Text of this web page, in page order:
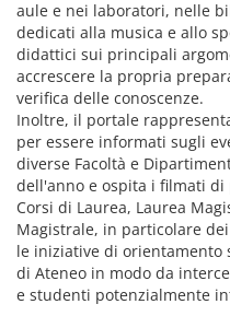
aule e nei laboratori, nelle
dedicati alla musica e allo
didattici sui principali
accrescere la propria
verifica delle conoscenze.
Inoltre, il portale
per essere informati sugli
diverse Facoltà e
dell'anno e ospita i filmati di
Corsi di Laurea, Laurea
Magistrale, in particolare
le iniziative di orientamento
di Ateneo in modo da
e studenti potenzialmente